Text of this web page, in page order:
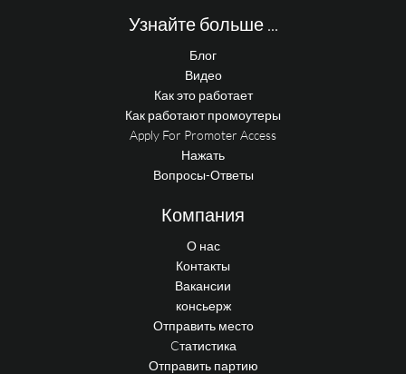
Узнайте больше ...
Блог
Видео
Как это работает
Как работают промоутеры
Apply For Promoter Access
Нажать
Вопросы-Ответы
Компания
О нас
Контакты
Вакансии
консьерж
Отправить место
Cтатистика
Отправить партию